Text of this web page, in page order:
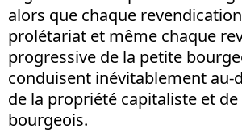
alors que chaque
prolétariat et même chaque
progressive de la petite
conduisent inévitablement au-
de la propriété capitaliste et de
bourgeois.